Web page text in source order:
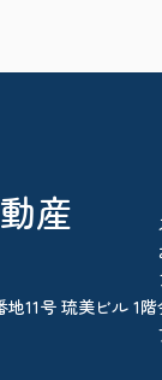
産
11号 琉美ビル 1階